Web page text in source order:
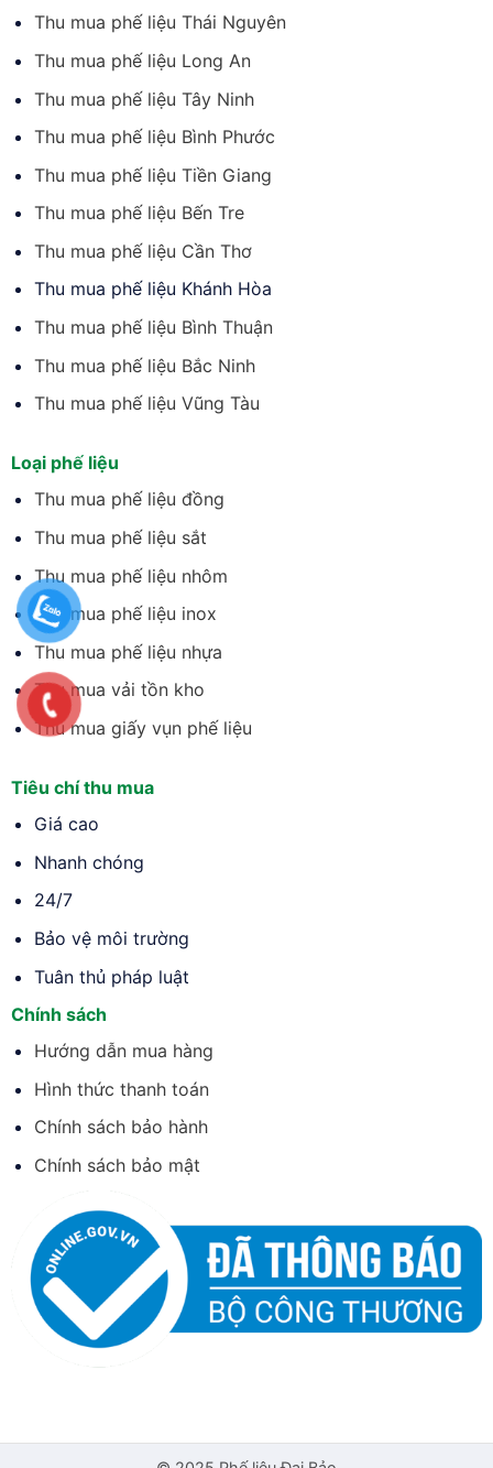
Thu mua phế liệu Thái Nguyên
Thu mua phế liệu Long An
Thu mua phế liệu Tây Ninh
Thu mua phế liệu Bình Phước
Thu mua phế liệu Tiền Giang
Thu mua phế liệu Bến Tre
Thu mua phế liệu Cần Thơ
Thu mua phế liệu Khánh Hòa
Thu mua phế liệu Bình Thuận
Thu mua phế liệu Bắc Ninh
Thu mua phế liệu Vũng Tàu
Loại phế liệu
Thu mua phế liệu đồng
Thu mua phế liệu sắt
Thu mua phế liệu nhôm
Thu mua phế liệu inox
Thu mua phế liệu nhựa
Thu mua vải tồn kho
Thu mua giấy vụn phế liệu
Tiêu chí thu mua
Giá cao
Nhanh chóng
24/7
Bảo vệ môi trường
Tuân thủ pháp luật
Chính sách
Hướng dẫn mua hàng
Hình thức thanh toán
Chính sách bảo hành
Chính sách bảo mật